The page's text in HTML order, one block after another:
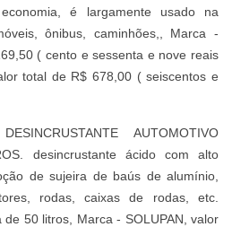
é largamente usado na
ônibus, caminhões,, Marca -
( cento e sessenta e nove reais
total de R$ 678,00 ( seiscentos e
AUTOMOTIVO
desincrustante ácido com alto
de sujeira de baús de alumínio,
rodas, caixas de rodas, etc.
50 litros, Marca - SOLUPAN, valor